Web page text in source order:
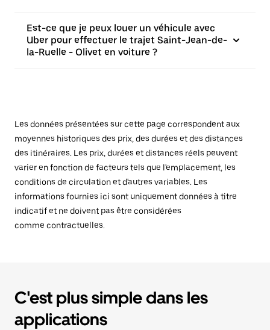
Est-ce que je peux louer un véhicule avec
Uber pour effectuer le trajet Saint-Jean-de-
la-Ruelle - Olivet en voiture ?
Les données présentées sur cette page correspondent aux
moyennes historiques des prix, des durées et des distances
des itinéraires. Les prix, durées et distances réels peuvent
varier en fonction de facteurs tels que l'emplacement, les
conditions de circulation et d'autres variables. Les
informations fournies ici sont uniquement données à titre
indicatif et ne doivent pas être considérées
comme contractuelles.
C'est plus simple dans les
applications